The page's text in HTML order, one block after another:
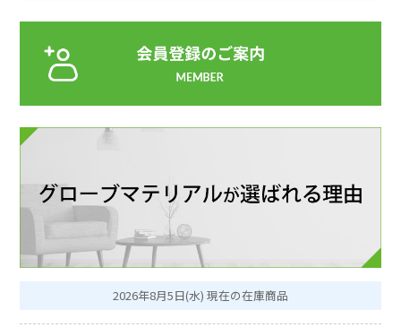
2026年8月5日(水) 現在の在庫商品